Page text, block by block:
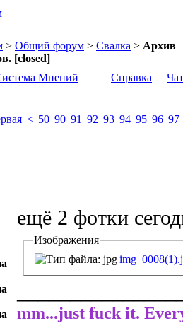
> Общий форум > Свалка > Архив
[closed]
Мнений Справка Чат
< 50 90 91 92 93 94 95 96 97
ещё 2 фотки
Изображения
mm...just fuck it.